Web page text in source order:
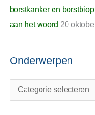
borstkanker en
aan het woord 20
Onderwerpen